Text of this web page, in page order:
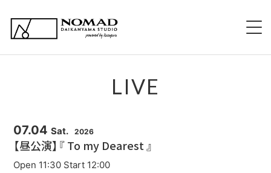
新規出演希望について
LIVE
07.04 Sat. 2026
【昼公演】『 To my Dearest 』
Open 11:30 Start 12:00